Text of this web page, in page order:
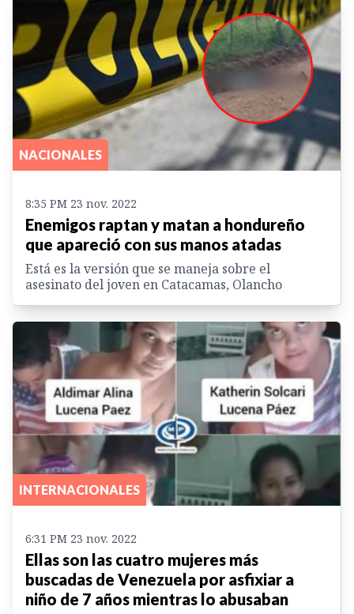
NACIONALES
8:35 PM 23 nov. 2022
Enemigos raptan y matan a hondureño
que apareció con sus manos atadas
Está es la versión que se maneja sobre el
asesinato del joven en Catacamas, Olancho
INTERNACIONALES
6:31 PM 23 nov. 2022
Ellas son las cuatro mujeres más
buscadas de Venezuela por asfixiar a
niño de 7 años mientras lo abusaban